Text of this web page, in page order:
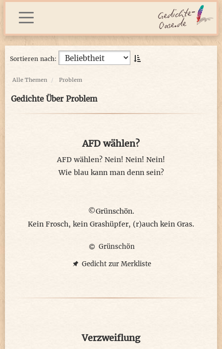
Sortieren nach:
Alle Themen Problem
Gedichte Über Problem
AFD wählen?
AFD wählen? Nein! Nein! Nein!
Wie blau kann man denn sein?
©Grünschön.
Kein Frosch, kein Grashüpfer, (r)auch kein Gras.
Grünschön
Gedicht zur Merkliste
Verzweiflung